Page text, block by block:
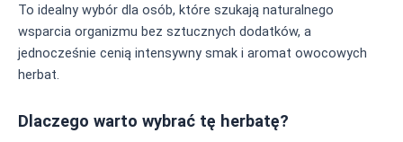
To idealny wybór dla osób, które szukają naturalnego
wsparcia organizmu bez sztucznych dodatków, a
jednocześnie cenią intensywny smak i aromat owocowych
herbat.
Dlaczego warto wybrać tę herbatę?